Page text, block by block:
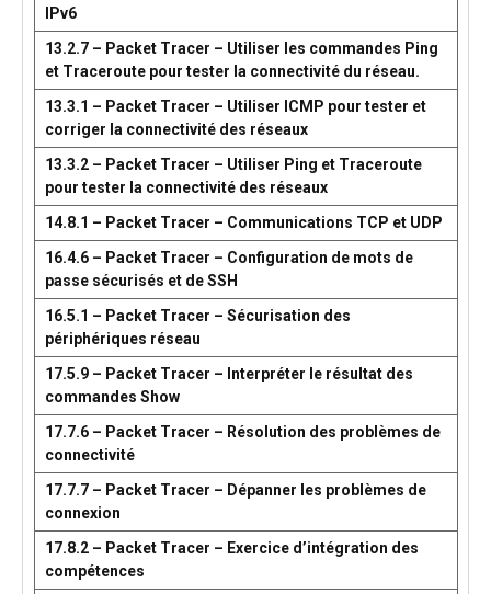
IPv6
13.2.7 – Packet Tracer – Utiliser les commandes Ping
et Traceroute pour tester la connectivité du réseau.
13.3.1 – Packet Tracer – Utiliser ICMP pour tester et
corriger la connectivité des réseaux
13.3.2 – Packet Tracer – Utiliser Ping et Traceroute
pour tester la connectivité des réseaux
14.8.1 – Packet Tracer – Communications TCP et UDP
16.4.6 – Packet Tracer – Configuration de mots de
passe sécurisés et de SSH
16.5.1 – Packet Tracer – Sécurisation des
périphériques réseau
17.5.9 – Packet Tracer – Interpréter le résultat des
commandes Show
17.7.6 – Packet Tracer – Résolution des problèmes de
connectivité
17.7.7 – Packet Tracer – Dépanner les problèmes de
connexion
17.8.2 – Packet Tracer – Exercice d’intégration des
compétences